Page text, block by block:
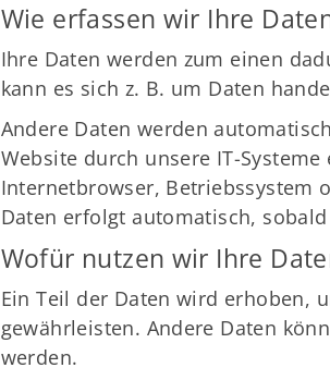
Wie erfassen wir Ihre
Ihre Daten werden zum einen
kann es sich z. B. um Daten
Andere Daten werden
Website durch unsere IT-
Internetbrowser, Betriebssystem
Daten erfolgt automatisch,
Wofür nutzen wir Ihre
Ein Teil der Daten wird erhoben,
gewährleisten. Andere Daten
werden.
Mitglieder-Service
Alles zur
Downloads
Termine
Fragen & Antworten